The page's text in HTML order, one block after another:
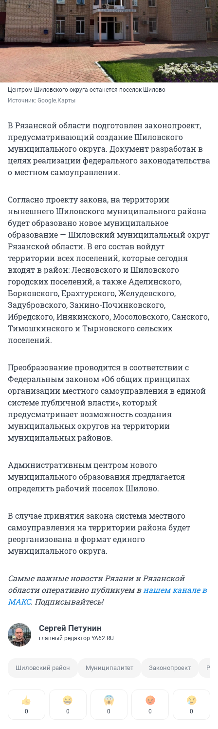
Центром Шиловского округа останется поселок Шилово
Источник: Google.Карты
В Рязанской области подготовлен законопроект,
предусматривающий создание Шиловского
муниципального округа. Документ разработан в
целях реализации федерального законодательства
о местном самоуправлении.
Согласно проекту закона, на территории
нынешнего Шиловского муниципального района
будет образовано новое муниципальное
образование — Шиловский муниципальный округ
Рязанской области. В его состав войдут
территории всех поселений, которые сегодня
входят в район: Лесновского и Шиловского
городских поселений, а также Аделинского,
Борковского, Ерахтурского, Желудевского,
Задубровского, Занино-Починковского,
Ибредского, Инякинского, Мосоловского, Санского,
Тимошкинского и Тырновского сельских
поселений.
Преобразование проводится в соответствии с
Федеральным законом «Об общих принципах
организации местного самоуправления в единой
системе публичной власти», который
предусматривает возможность создания
муниципальных округов на территории
муниципальных районов.
Административным центром нового
муниципального образования предлагается
определить рабочий поселок Шилово.
В случае принятия закона система местного
самоуправления на территории района будет
реорганизована в формат единого
муниципального округа.
Самые важные новости Рязани и Рязанской
области оперативно публикуем в нашем канале в
МАКС. Подписывайтесь!
Сергей Петунин
главный редактор YA62.RU
Шиловский район Муниципалитет Законопроект
0 0 0 0 0